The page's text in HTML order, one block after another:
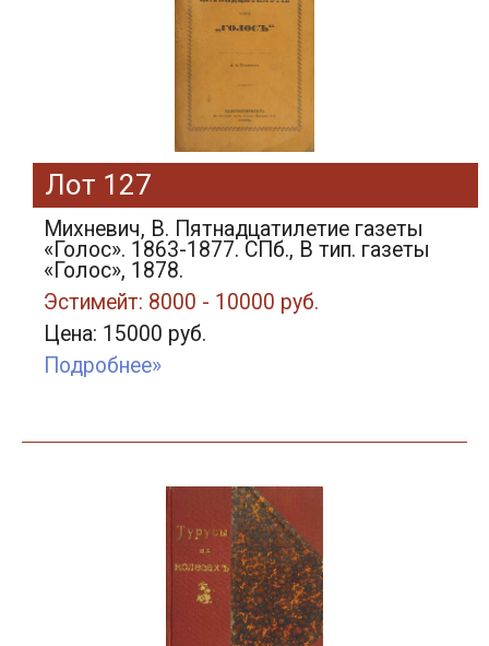
Лот 127
Михневич, В. Пятнадцатилетие газеты
«Голос». 1863-1877. СПб., В тип. газеты
«Голос», 1878.
Эстимейт: 8000 - 10000 руб.
Цена: 15000 руб.
Подробнее»